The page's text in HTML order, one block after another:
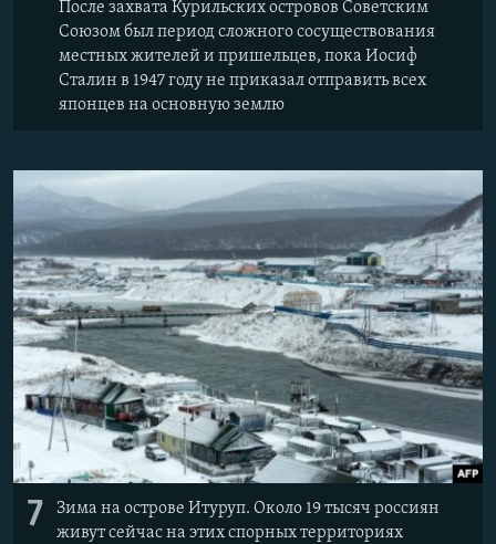
После захвата Курильских островов Советским
Союзом был период сложного сосуществования
местных жителей и пришельцев, пока Иосиф
Сталин в 1947 году не приказал отправить всех
японцев на основную землю
7
Зима на острове Итуруп. Около 19 тысяч россиян
живут сейчас на этих спорных территориях